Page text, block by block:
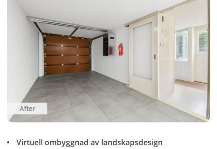
Virtuell ombyggnad av landskapsdesign